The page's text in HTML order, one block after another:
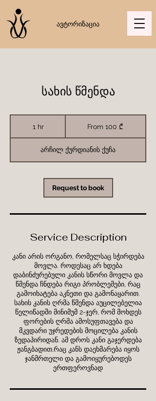
ავტორიზაცია
სახის წმენდა
1 hr1
ქართულიFrom 100 ₾
არჩილ ქურდიანის ქუჩა
Request to book
Service Description
კანი არის ორგანო, რომელსაც სჭირდება
მოვლა. როდესაც არ ხდება
დაბინძურებული კანის სწორი მოვლა და
წმენდა ჩნდება რიგი პრობლემები, რაც
გამოიხატება აკნეთი და გამონაყარით.
სახის კანის ღრმა წმენდა აუცილებელია
წელიწადში მინიმუმ 2-ჯერ, რომ მოხდეს
ფორების ღრმა ამოსუფთავება და
მკვდარი უჯრედების მოცილება კანის
ზედაპირიდან. ამ დროს კანი გაჯერდება
ჟანგბადით,რაც კანს დაეხმარება იყოს
ჯანმრთელი და გამოიყურებოდეს
ერთფეროვნად